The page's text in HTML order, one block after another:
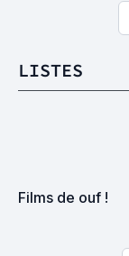
LISTES
Films de ouf !